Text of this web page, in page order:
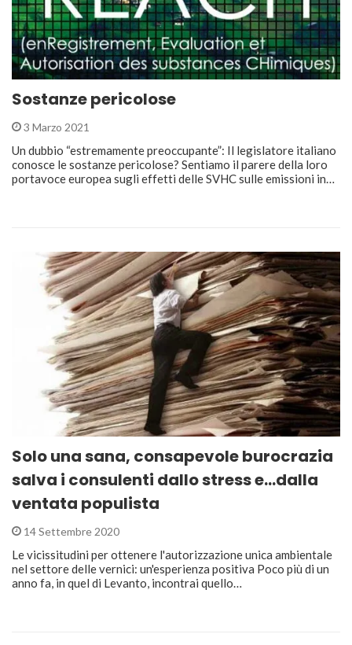
Sostanze pericolose
3 Marzo 2021
Un dubbio “estremamente preoccupante”: Il legislatore italiano
conosce le sostanze pericolose? Sentiamo il parere della loro
portavoce europea sugli effetti delle SVHC sulle emissioni in…
Solo una sana, consapevole burocrazia
salva i consulenti dallo stress e…dalla
ventata populista
14 Settembre 2020
Le vicissitudini per ottenere l'autorizzazione unica ambientale
nel settore delle vernici: un'esperienza positiva Poco più di un
anno fa, in quel di Levanto, incontrai quello…